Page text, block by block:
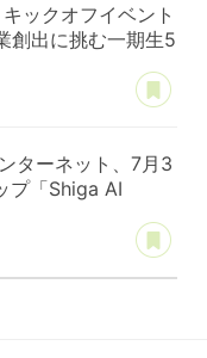
ックオフイベント
創出に挑む一期生5
ターネット、7月3
プ「Shiga AI